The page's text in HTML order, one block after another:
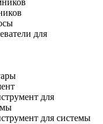
для
для
для системы